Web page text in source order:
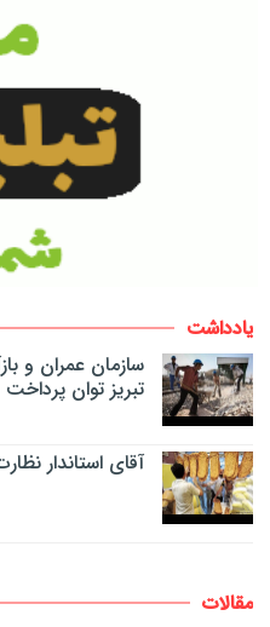
یادداشت
سازمان عمران و
تبریز توان
آقای استاندار
مقالات